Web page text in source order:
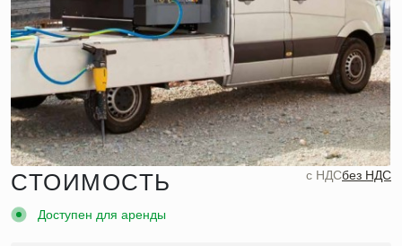
СТОИМОСТЬ c НДСбез НДС
Доступен для аренды